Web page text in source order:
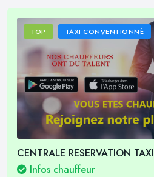
TOP TAXI CONVENTIONNÉ
CENTRALE RESERVATION TAXI
Infos chauffeur